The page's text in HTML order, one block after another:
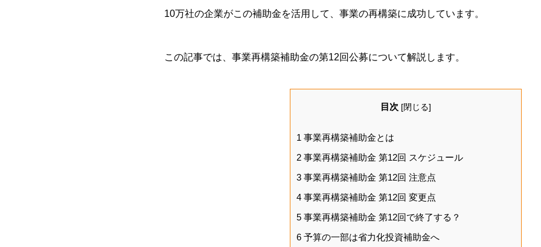
10万社の企業がこの補助金を活用して、事業の再構築に成功しています。
この記事では、事業再構築補助金の第12回公募について解説します。
目次 [閉じる]
1 事業再構築補助金とは
2 事業再構築補助金 第12回 スケジュール
3 事業再構築補助金 第12回 注意点
4 事業再構築補助金 第12回 変更点
5 事業再構築補助金 第12回で終了する？
6 予算の一部は省力化投資補助金へ